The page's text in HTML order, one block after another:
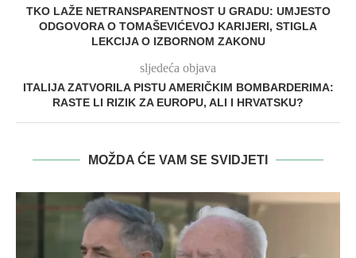
TKO LAŽE NETRANSPARENTNOST U GRADU: UMJESTO
ODGOVORA O TOMAŠEVIĆEVOJ KARIJERI, STIGLA
LEKCIJA O IZBORNOM ZAKONU
sljedeća objava
ITALIJA ZATVORILA PISTU AMERIČKIM BOMBARDERIMA:
RASTE LI RIZIK ZA EUROPU, ALI I HRVATSKU?
MOŽDA ĆE VAM SE SVIDJETI